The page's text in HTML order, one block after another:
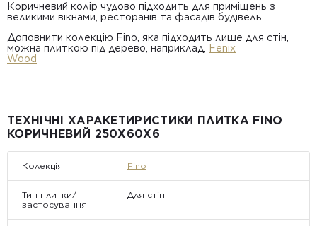
Коричневий колір чудово підходить для приміщень з
великими вікнами, ресторанів та фасадів будівель.
Доповнити колекцію Fino, яка підходить лише для стін,
можна плиткою під дерево, наприклад,
Fenix
Wood
ТЕХНІЧНІ ХАРАКЕТИРИСТИКИ ПЛИТКА FINO
КОРИЧНЕВИЙ 250Х60Х6
Колекція Fino
Тип плитки/
застосування
Для стін